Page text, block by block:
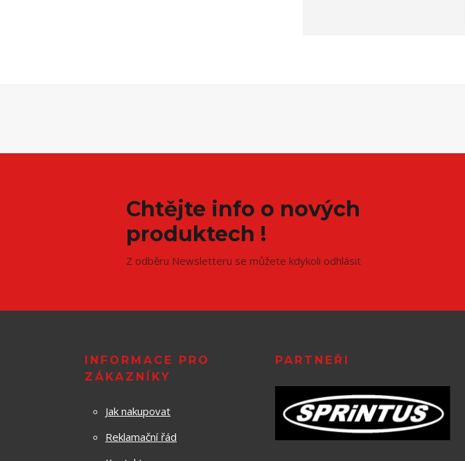
Chtějte info o nových
produktech !
Z odběru Newsletteru se můžete kdykoli odhlásit
INFORMACE PRO
ZÁKAZNÍKY
Jak nakupovat
Reklamační řád
PARTNEŘI